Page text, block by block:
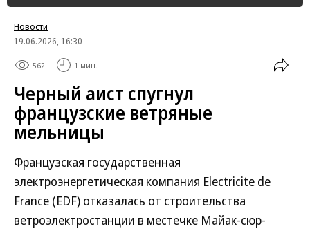
Новости
19.06.2026, 16:30
562 1 мин.
Черный аист спугнул
французские ветряные
мельницы
Французская государственная
электроэнергетическая компания Electricite de
France (EDF) отказалась от строительства
ветроэлектростанции в местечке Майак-сюр-